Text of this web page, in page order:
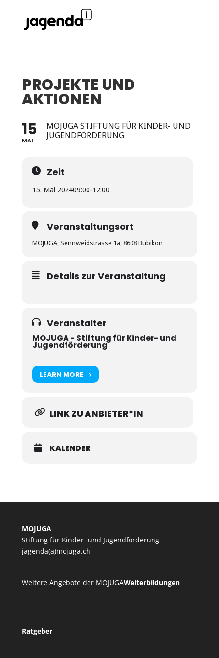
PROJEKTE UND
AKTIONEN
15
MAI
MOJUGA STIFTUNG FÜR KINDER- UND
JUGENDFÖRDERUNG
Zeit
15. Mai 202409:00-12:00
Veranstaltungsort
MOJUGA, Sennweidstrasse 1a, 8608 Bubikon
Details zur Veranstaltung
Veranstalter
MOJUGA - Stiftung für Kinder- und
Jugendförderung
LEARN MORE
LINK ZU ANBIETER*IN
KALENDER
MOJUGA
Stiftung für Kinder- und Jugendförderung
jagenda(a)mojuga.ch
Weitere Angebote der MOJUGAWeiterbildungen
Ratgeber